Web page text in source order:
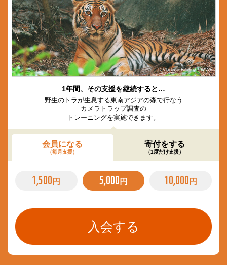
© Vladimir Filonov / WWF
1年間、その支援を継続すると…
野生のトラが生息する東南アジアの森で行なう
カメラトラップ調査の
トレーニングを実施できます。
会員になる
（毎月支援）
寄付をする
（1度だけ支援）
1,500 円 5,000 円 10,000 円